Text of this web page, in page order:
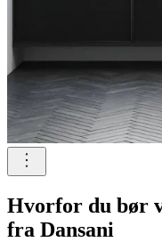
Hvorfor du bør
fra Dansani